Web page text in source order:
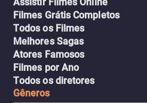
Filmes Grátis Completos
Todos os Filmes
Melhores Sagas
Atores Famosos
Filmes por Ano
Todos os diretores
Gêneros